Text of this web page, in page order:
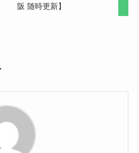
阪 随時更新】